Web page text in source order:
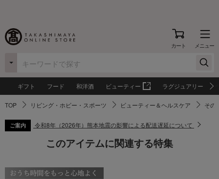
カート メニュー
ギフト フード 和洋酒 ビューティー ラグジュアリー
TOP リビング・ホビー・スポーツ ビューティー＆ヘルスケア その
ご案内 令和8年（2026年）熊本地震の影響による配送遅延について
このアイテムに関連する特集